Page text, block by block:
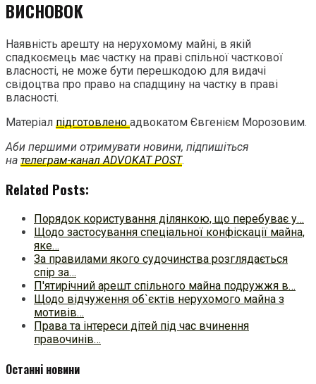
ВИСНОВОК
Наявність арешту на нерухомому майні, в якій
спадкоємець має частку на праві спільної часткової
власності, не може бути перешкодою для видачі
свідоцтва про право на спадщину на частку в праві
власності.
Матеріал підготовленоадвокатом Євгенієм Морозовим.
Аби першими отримувати новини, підпишіться
на телеграм-канал ADVOKAT POST.
Related Posts:
Порядок користування ділянкою, що перебуває у…
Щодо застосування спеціальної конфіскації майна,
яке…
За правилами якого судочинства розглядається
спір за…
П'ятирічний арешт спільного майна подружжя в…
Щодо відчуження об`єктів нерухомого майна з
мотивів…
Права та інтереси дітей під час вчинення
правочинів…
Останні новини